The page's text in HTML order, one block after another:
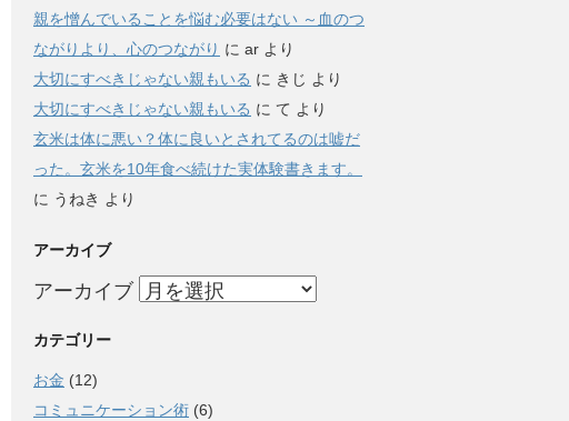
親を憎んでいることを悩む必要はない ～血のつ
ながりより、心のつながり に ar より
大切にすべきじゃない親もいる に きじ より
大切にすべきじゃない親もいる に て より
玄米は体に悪い？体に良いとされてるのは嘘だ
った。玄米を10年食べ続けた実体験書きます。
に うねき より
アーカイブ
アーカイブ
カテゴリー
お金 (12)
コミュニケーション術 (6)